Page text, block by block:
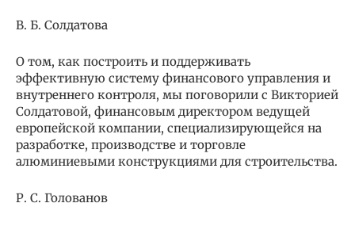
В. Б. Солдатова
О том, как построить и поддерживать
эффективную систему финансового управления и
внутреннего контроля, мы поговорили с Викторией
Солдатовой, финансовым директором ведущей
европейской компании, специализирующейся на
разработке, производстве и торговле
алюминиевыми конструкциями для строительства.
Р. С. Голованов